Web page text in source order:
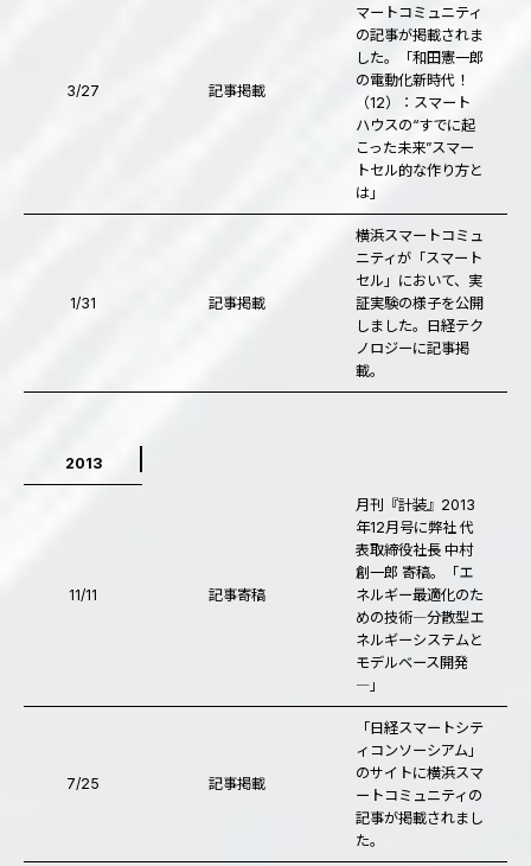
3/27 記事掲載
マートコミュニティ
の記事が掲載されま
した。「和田憲一郎
の電動化新時代！
（12）：スマート
ハウスの“すでに起
こった未来”――スマー
トセル的な作り方と
は」
1/31 記事掲載
横浜スマートコミュ
ニティが「スマート
セル」において、実
証実験の様子を公開
しました。日経テク
ノロジーに記事掲
載。
2013
11/11 記事寄稿
月刊『計装』2013
年12月号に弊社 代
表取締役社長 中村
創一郎 寄稿。「エ
ネルギー最適化のた
めの技術―分散型エ
ネルギーシステムと
モデルベース開発
―」
7/25 記事掲載
「日経スマートシテ
ィコンソーシアム」
のサイトに横浜スマ
ートコミュニティの
記事が掲載されまし
た。